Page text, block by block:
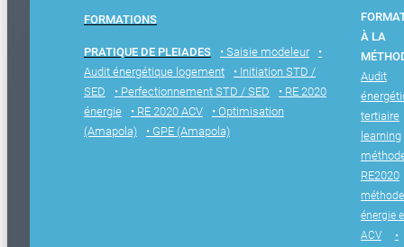
FORMATIONS
PRATIQUE DE PLEIADES • Saisie modeleur
•
Audit énergétique logement
• Initiation STD /
SED
• Perfectionnement STD / SED
• RE 2020
énergie
• RE 2020 ACV
• Optimisation
(Amapola)
• GPE (Amapola)
À LA
Audit
tertiaire
learning
RE2020
méthode
énergie
ACV
•